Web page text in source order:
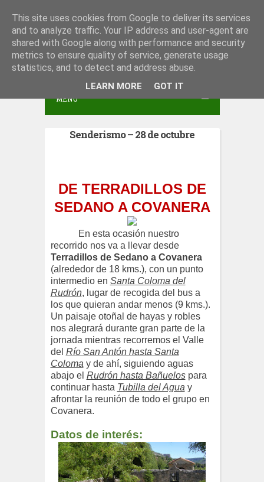
S
k
i
p
o
Peña San Juan del Monte
MENU
Senderismo – 28 de octubre
DE TERRADILLOS DE
SEDANO A COVANERA
En esta ocasión nuestro
recorrido nos va a llevar desde
Terradillos de Sedano a Covanera
(alrededor de 18 kms.), con un punto
intermedio en Santa Coloma del
Rudrón, lugar de recogida del bus a
los que quieran andar menos (9 kms.).
Un paisaje otoñal de hayas y robles
nos alegrará durante gran parte de la
jornada mientras recorremos el Valle
del Río San Antón hasta Santa
Coloma y de ahí, siguiendo aguas
abajo el Rudrón hasta Bañuelospara
continuar hasta Tubilla del Agua y
afrontar la reunión de todo el grupo en
Covanera.
Datos de interés:
This site uses cookies from Google to deliver its services
and to analyze traffic. Your IP address and user-agent are
shared with Google along with performance and security
metrics to ensure quality of service, generate usage
statistics, and to detect and address abuse.
LEARN MORE GOT IT